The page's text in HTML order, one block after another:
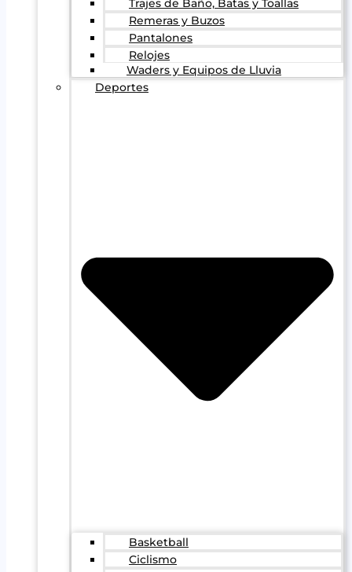
Trajes de Baño, Batas y Toallas
Remeras y Buzos
Pantalones
Relojes
Waders y Equipos de Lluvia
Deportes
Basketball
Ciclismo